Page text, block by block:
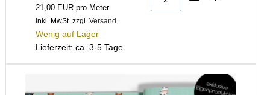
21,00 EUR pro Meter
inkl. MwSt. zzgl. Versand
Wenig auf Lager
Lieferzeit: ca. 3-5 Tage